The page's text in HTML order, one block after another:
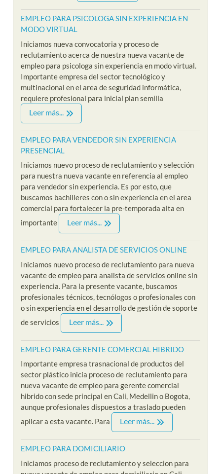
EMPLEO PARA PSICOLOGA SIN EXPERIENCIA EN
MODO VIRTUAL
Iniciamos nueva convocatoria y proceso de
reclutamiento acerca de nuestra nueva vacante de
empleo para psicologa sin experiencia en modo virtual.
Importante empresa del sector tecnológico y
multinacional en el area de seguridad informática,
requiere profesional para inicial plan semilla
Leer más...
EMPLEO PARA VENDEDOR SIN EXPERIENCIA
PRESENCIAL
Iniciamos nuevo proceso de reclutamiento y selección
para nuestra nueva vacante en referencia al empleo
para vendedor sin experiencia. Es por esto, que
buscamos bachilleres con o sin experiencia en el area
comercial para fortalecer la pre-temporada alta en
importante
Leer más...
EMPLEO PARA ANALISTA DE SERVICIOS ONLINE
Iniciamos nuevo proceso de reclutamiento para nueva
vacante de empleo para analista de servicios online sin
experiencia. Para la presente vacante, buscamos
profesionales técnicos, tecnólogos o profesionales con
o sin experiencia en el desarrollo de gestión de soporte
de servicios
Leer más...
EMPLEO PARA GERENTE COMERCIAL HIBRIDO
Importante empresa trasnacional de productos del
sector plástico inicia proceso de reclutamiento para
nueva vacante de empleo para gerente comercial
hibrido con sede principal en Cali, Medellin o Bogota,
aunque profesionales dispuestos a traslado pueden
aplicar a esta vacante. Para
Leer más...
EMPLEO PARA DOMICILIARIO
Iniciamos proceso de reclutamiento y seleccion para